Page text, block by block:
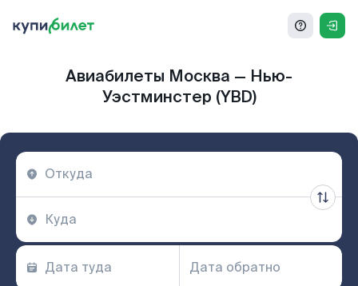
Авиабилеты Москва — Нью-
Уэстминстер (YBD)